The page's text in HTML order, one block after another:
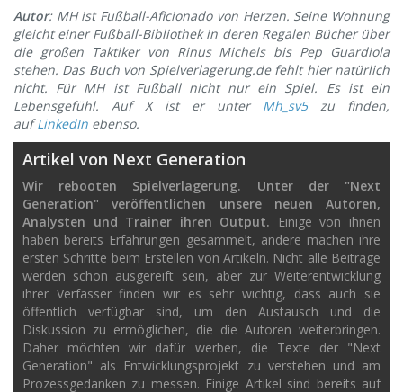
Autor: MH ist Fußball-Aficionado von Herzen. Seine Wohnung
gleicht einer Fußball-Bibliothek in deren Regalen Bücher über
die großen Taktiker von Rinus Michels bis Pep Guardiola
stehen. Das Buch von Spielverlagerung.de fehlt hier natürlich
nicht. Für MH ist Fußball nicht nur ein Spiel. Es ist ein
Lebensgefühl. Auf X ist er unter Mh_sv5zu finden,
aufLinkedIn ebenso.
Artikel von Next Generation
Wir rebooten Spielverlagerung. Unter der "Next
Generation" veröffentlichen unsere neuen Autoren,
Analysten und Trainer ihren Output. Einige von ihnen
haben bereits Erfahrungen gesammelt, andere machen ihre
ersten Schritte beim Erstellen von Artikeln. Nicht alle Beiträge
werden schon ausgereift sein, aber zur Weiterentwicklung
ihrer Verfasser finden wir es sehr wichtig, dass auch sie
öffentlich verfügbar sind, um den Austausch und die
Diskussion zu ermöglichen, die die Autoren weiterbringen.
Daher möchten wir dafür werben, die Texte der "Next
Generation" als Entwicklungsprojekt zu verstehen und am
Prozessgedanken zu messen. Einige Artikel sind bereits auf